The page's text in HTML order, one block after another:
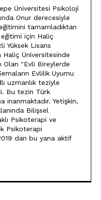
Üniversitesi Psikoloji
Onur derecesiyle
tamamladıktan
eğitimi için Haliç
Yüksek Lisans
Haliç Üniversitesinde
Olan "Evli Bireylerde
Evlilik Uyumu
uzmanlık teziyle
Bu tezin Türk
inanmaktadır. Yetişkin,
Bilişsel
Psikoterapi ve
Psikoterapi
dan bu yana aktif